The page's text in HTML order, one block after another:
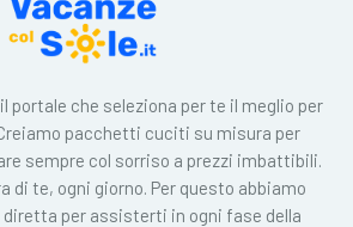
portale che seleziona per te il meglio per
pacchetti cuciti su misura per
sempre col sorriso a prezzi imbattibili.
di te, ogni giorno. Per questo abbiamo
diretta per assisterti in ogni fase della